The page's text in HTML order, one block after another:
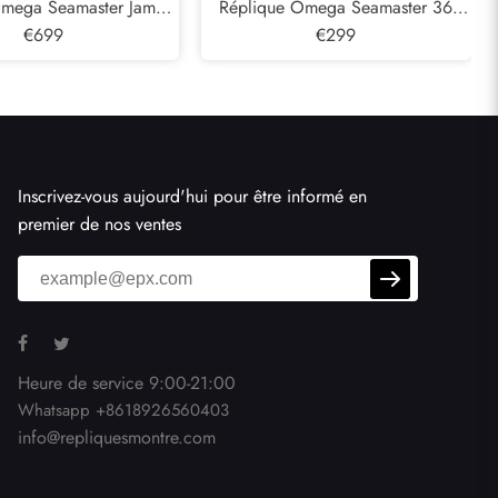
Seamaster James
LE Steel Watch
€699
Réplique Omega Seamaster 36
Montre pour hommes en acier à
€299
Inscrivez-vous aujourd'hui pour être informé en
premier de nos ventes
Heure de service 9:00-21:00
Whatsapp +8618926560403
info@repliquesmontre.com